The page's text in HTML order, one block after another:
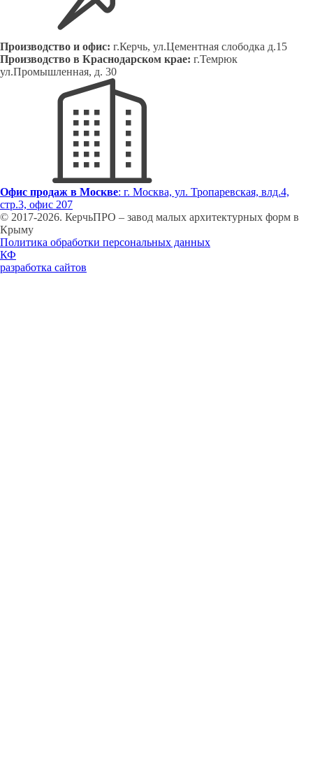
Производство и офис: г.Керчь, ул.Цементная слободка д.15
Производство в Краснодарском крае: г.Темрюк
ул.Промышленная, д. 30
Офис продаж в Москве: г. Москва, ул. Тропаревская, влд.4,
стр.3, офис 207
© 2017-2026. КерчьПРО – завод малых архитектурных форм в
Крыму
Политика обработки персональных данных
КФ
разработка сайтов